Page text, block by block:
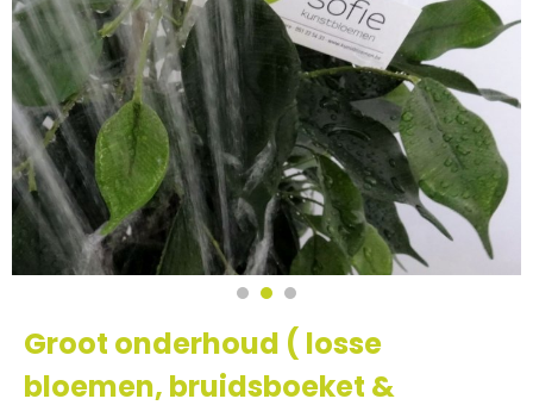
Groot onderhoud ( losse
bloemen, bruidsboeket &